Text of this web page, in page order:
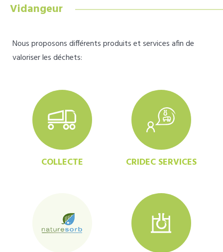
Vidangeur
Nous proposons différents produits et services afin de
valoriser les déchets:
COLLECTE CRIDEC SERVICES